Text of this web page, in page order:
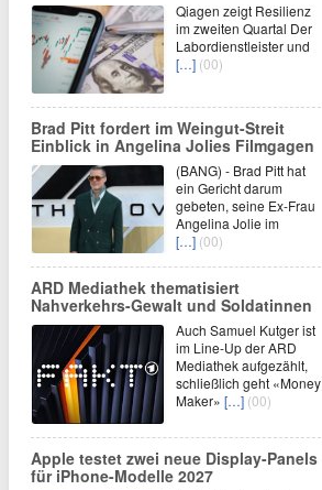
Qiagen zeigt Resilienz
im zweiten Quartal Der
Labordienstleister und
[…] (00)
Brad Pitt fordert im Weingut-Streit
Einblick in Angelina Jolies Filmgagen
(BANG) - Brad Pitt hat
ein Gericht darum
gebeten, seine Ex-Frau
Angelina Jolie im
[…] (00)
ARD Mediathek thematisiert
Nahverkehrs-Gewalt und Soldatinnen
Auch Samuel Kutger ist
im Line-Up der ARD
Mediathek aufgezählt,
schließlich geht «Money
Maker» […] (00)
Apple testet zwei neue Display-Panels
für iPhone-Modelle 2027